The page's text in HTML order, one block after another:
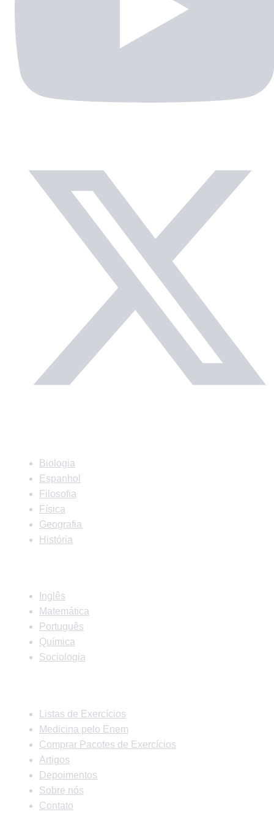
Biologia
Espanhol
Filosofia
Física
Geografia
História
Inglês
Matemática
Português
Química
Sociologia
Listas de Exercícios
Medicina pelo Enem
Comprar Pacotes de Exercícios
Artigos
Depoimentos
Sobre nós
Contato